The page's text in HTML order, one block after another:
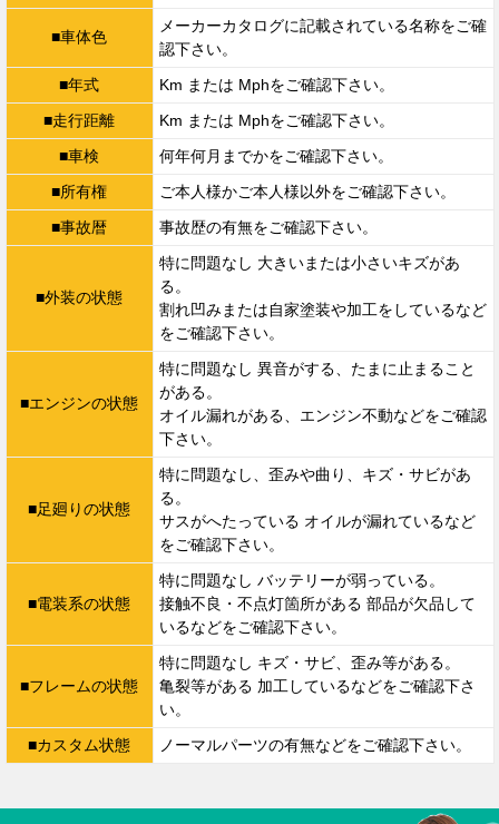
■車体色
メーカーカタログに記載されている名称をご確
認下さい。
■年式
Km または Mphをご確認下さい。
■走行距離
Km または Mphをご確認下さい。
■車検
何年何月までかをご確認下さい。
■所有権
ご本人様かご本人様以外をご確認下さい。
■事故暦
事故歴の有無をご確認下さい。
■外装の状態
特に問題なし 大きいまたは小さいキズがあ
る。
割れ凹みまたは自家塗装や加工をしているなど
をご確認下さい。
■エンジンの状態
特に問題なし 異音がする、たまに止まること
がある。
オイル漏れがある、エンジン不動などをご確認
下さい。
■足廻りの状態
特に問題なし、歪みや曲り、キズ・サビがあ
る。
サスがへたっている オイルが漏れているなど
をご確認下さい。
■電装系の状態
特に問題なし バッテリーが弱っている。
接触不良・不点灯箇所がある 部品が欠品して
いるなどをご確認下さい。
■フレームの状態
特に問題なし キズ・サビ、歪み等がある。
亀裂等がある 加工しているなどをご確認下さ
い。
■カスタム状態
ノーマルパーツの有無などをご確認下さい。